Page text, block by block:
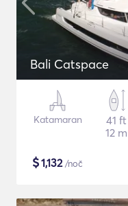
Bali Catspace
Katamaran
41 ft
12 m
$1,132/noč